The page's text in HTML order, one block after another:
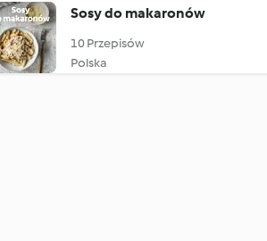
Sosy do makaronów
10 Przepisów
Polska